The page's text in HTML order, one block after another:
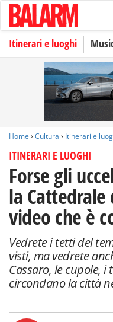
Itinerari e luoghi
Home › Cultura › Itinerari e
ITINERARI E LUOGHI
Forse gli
la
video che è
Vedrete i tetti del
visti, ma vedrete
Cassaro, le cupole,
circondano la città